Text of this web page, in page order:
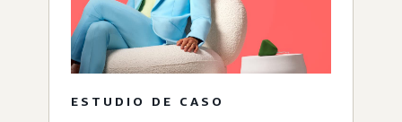
ESTUDIO DE CASO